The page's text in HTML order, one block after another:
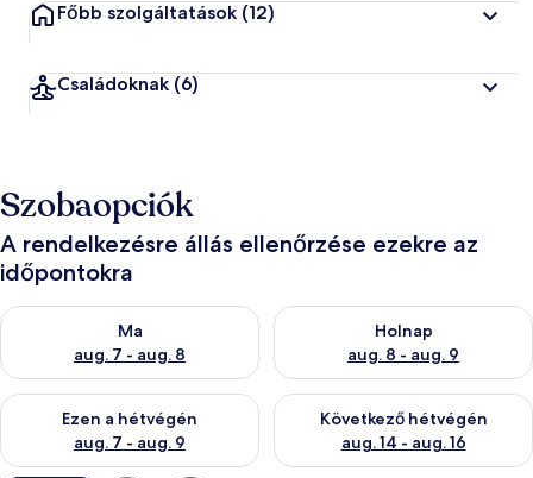
Főbb szolgáltatások (12)
Családoknak (6)
Szobaopciók
A rendelkezésre állás ellenőrzése ezekre az
időpontokra
Ma
aug. 7 - aug. 8
A ma esti rendelkezésre állás ellenőrzése: aug. 7 - aug. 8
Holnap
aug. 8 - aug. 9
A holnapi rendelkezésre állás
Ezen a hétvégén
aug. 7 - aug. 9
A mostani hétvégi rendelkezésre állás ellenőrzése: aug. 7 -
Következő hétvégén
aug. 14 - aug. 16
A következő hétvégi